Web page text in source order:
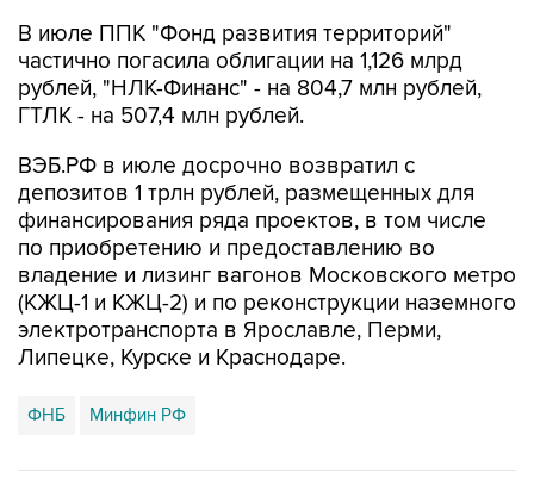
В июле ППК "Фонд развития территорий"
частично погасила облигации на 1,126 млрд
рублей, "НЛК-Финанс" - на 804,7 млн рублей,
ГТЛК - на 507,4 млн рублей.
ВЭБ.РФ в июле досрочно возвратил с
депозитов 1 трлн рублей, размещенных для
финансирования ряда проектов, в том числе
по приобретению и предоставлению во
владение и лизинг вагонов Московского метро
(КЖЦ-1 и КЖЦ-2) и по реконструкции наземного
электротранспорта в Ярославле, Перми,
Липецке, Курске и Краснодаре.
ФНБ Минфин РФ